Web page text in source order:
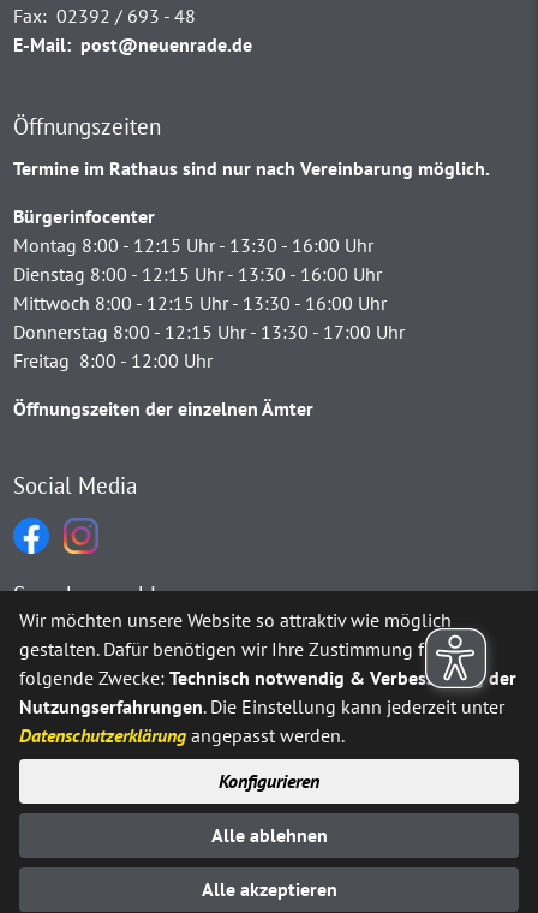
Fax: 02392 / 693 - 48
E-Mail: post@neuenrade.de
Öffnungszeiten
Termine im Rathaus sind nur nach Vereinbarung möglich.
Bürgerinfocenter
Montag 8:00 - 12:15 Uhr - 13:30 - 16:00 Uhr
Dienstag 8:00 - 12:15 Uhr - 13:30 - 16:00 Uhr
Mittwoch 8:00 - 12:15 Uhr - 13:30 - 16:00 Uhr
Donnerstag 8:00 - 12:15 Uhr - 13:30 - 17:00 Uhr
Freitag 8:00 - 12:00 Uhr
Öffnungszeiten der einzelnen Ämter
Social Media
Sprachauswahl
Möchten Sie vonGoogle Translate bereitgestellte externe
Ja Immer
© Stadt Neuenrade 2025
Impressum Datenschutz
Erklärung zur Barrierefreiheit Kontakt
Wir möchten unsere Website so attraktiv wie möglich
gestalten. Dafür benötigen wir Ihre Zustimmung für
folgende Zwecke:Technisch notwendig & Verbesserung der
Nutzungserfahrungen. Die Einstellung kann jederzeit unter
Datenschutzerklärung angepasst werden.
Konfigurieren
Alle ablehnen
Alle akzeptieren